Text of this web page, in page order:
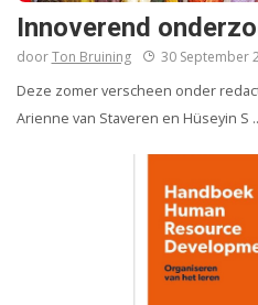
Innoverend
doorTon Bruining
30 September
Deze zomer verscheen onder
Arienne van Staveren en Hüseyin S